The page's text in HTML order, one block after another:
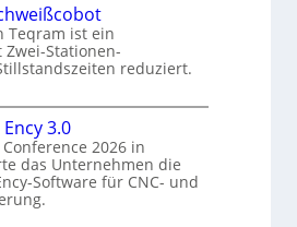
Teqram ist ein
Stationen-
reduziert.
3.0
2026 in
das Unternehmen die
Software für CNC- und